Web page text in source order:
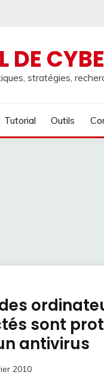
DE
stratégies,
Tutorial Outils
sont
antivirus
2010